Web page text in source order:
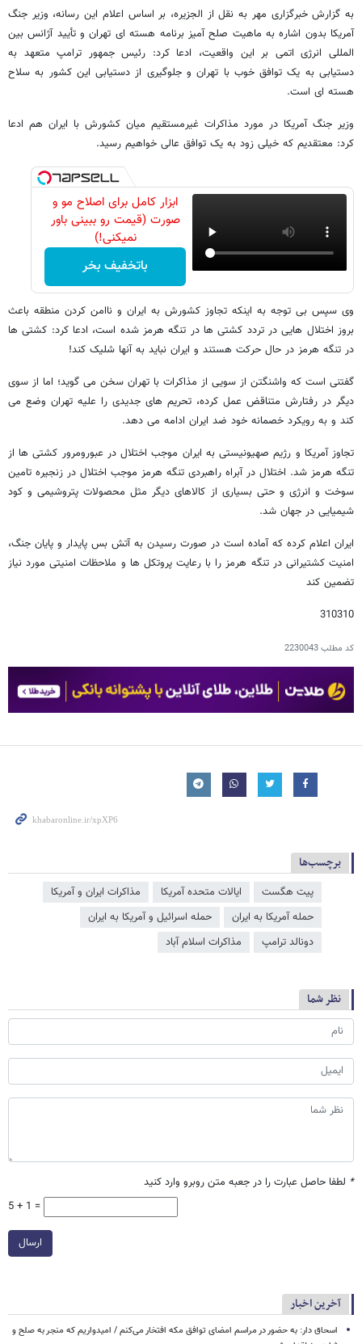
به گزارش خبرگزاری مهر به نقل از الجزیره، بر اساس اعلام این رسانه، وزیر جنگ
آمریکا بدون اشاره به ماهیت صلح آمیز برنامه هسته ای تهران و تأیید آژانس بین
المللی انرژی اتمی بر این واقعیت، ادعا کرد: رئیس جمهور ترامپ متعهد به
دستیابی به یک توافق خوب با تهران و جلوگیری از دستیابی این کشور به سلاح
هسته ای است.
وزیر جنگ آمریکا در مورد مذاکرات غیرمستقیم میان کشورش با ایران هم ادعا
کرد: معتقدیم که خیلی زود به یک توافق عالی خواهیم رسید.
ابزار کامل برای اصلاح مو و
صورت (قیمت رو ببینی باور
نمیکنی!)
باتخفیف بخر
وی سپس بی توجه به اینکه تجاوز کشورش به ایران و ناامن کردن منطقه باعث
بروز اختلال هایی در تردد کشتی ها در تنگه هرمز شده است، ادعا کرد: کشتی ها
در تنگه هرمز در حال حرکت هستند و ایران نباید به آنها شلیک کند!
گفتنی است که واشنگتن از سویی از مذاکرات با تهران سخن می گوید؛ اما از سوی
دیگر در رفتارش متناقض عمل کرده، تحریم های جدیدی را علیه تهران وضع می
کند و به رویکرد خصمانه خود ضد ایران ادامه می دهد.
تجاوز آمریکا و رژیم صهیونیستی به ایران موجب اختلال در عبورومرور کشتی ها از
تنگه هرمز شد. اختلال در آبراه راهبردی تنگه هرمز موجب اختلال در زنجیره تامین
سوخت و انرژی و حتی بسیاری از کالاهای دیگر مثل محصولات پتروشیمی و کود
شیمیایی در جهان شد.
ایران اعلام کرده که آماده است در صورت رسیدن به آتش بس پایدار و پایان جنگ،
امنیت کشتیرانی در تنگه هرمز را با رعایت پروتکل ها و ملاحظات امنیتی مورد نیاز
تضمین کند
310310
کد مطلب2230043
برچسب‌ها
پیت هگست ایالات متحده آمریکا
مذاکرات ایران و آمریکا
حمله آمریکا به ایران
حمله اسرائیل و آمریکا به ایران
دونالد ترامپ
مذاکرات اسلام آباد
نظر شما
* لطفا حاصل عبارت را در جعبه متن روبرو وارد کنید
5 + 1 =
ارسال
آخرین اخبار
اسحاق‌ دار: به حضور در مراسم امضای توافق مکه افتخار می‌کنم / امیدواریم که منجر به صلح و